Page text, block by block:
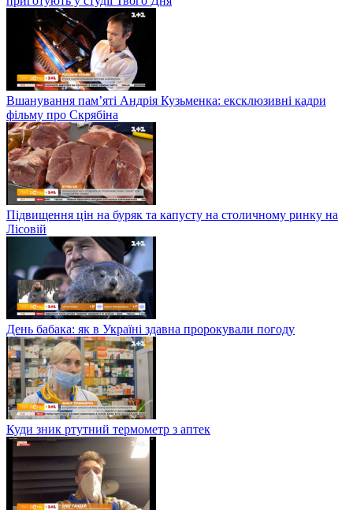
Вшанування пам’яті Андрія Кузьменка: ексклюзивні кадри
фільму про Скрябіна
Підвищення цін на буряк та капусту на столичному ринку на
Лісовій
День бабака: як в Україні здавна пророкували погоду
Куди зник ртутний термометр з аптек